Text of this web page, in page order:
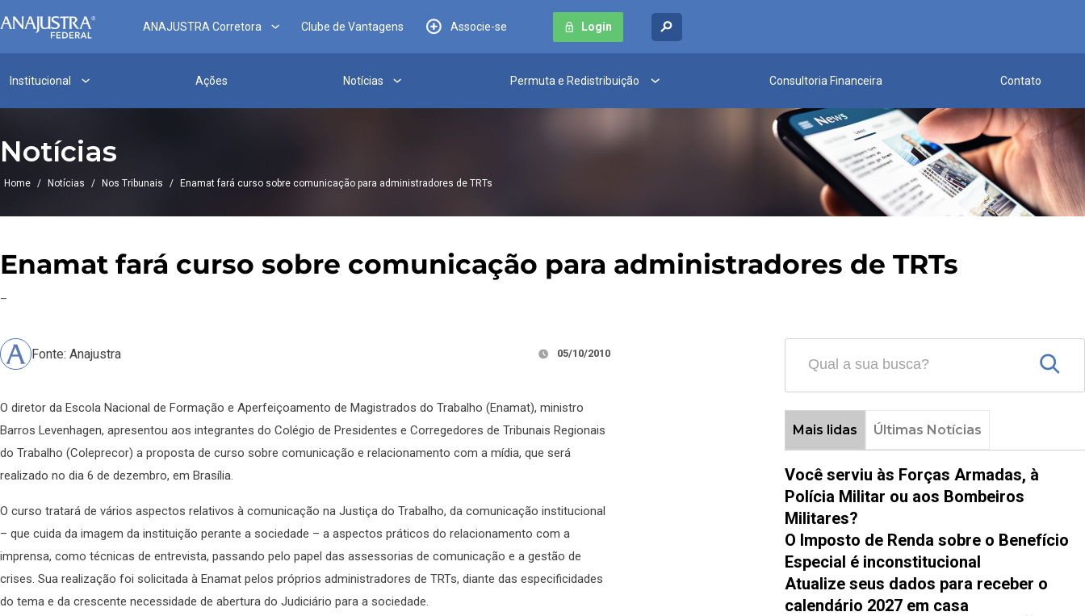
ANAJUSTRA Corretora Clube de Vantagens Associe-se Login
Institucional Ações Notícias Permuta e Redistribuição Consultoria Financeira Contato
Notícias
Home / Notícias / Nos Tribunais / Enamat fará curso sobre comunicação para administradores de TRTs
Enamat fará curso sobre comunicação para administradores de TRTs
–
Fonte: Anajustra 05/10/2010
O diretor da Escola Nacional de Formação e Aperfeiçoamento de Magistrados do Trabalho (Enamat), ministro
Barros Levenhagen, apresentou aos integrantes do Colégio de Presidentes e Corregedores de Tribunais Regionais
do Trabalho (Coleprecor) a proposta de curso sobre comunicação e relacionamento com a mídia, que será
realizado no dia 6 de dezembro, em Brasília.
O curso tratará de vários aspectos relativos à comunicação na Justiça do Trabalho, da comunicação institucional
– que cuida da imagem da instituição perante a sociedade – a aspectos práticos do relacionamento com a
imprensa, como técnicas de entrevista, passando pelo papel das assessorias de comunicação e a gestão de
crises. Sua realização foi solicitada à Enamat pelos próprios administradores de TRTs, diante das especificidades
do tema e da crescente necessidade de abertura do Judiciário para a sociedade.
Mais lidas Últimas Notícias
Você serviu às Forças Armadas, à
Polícia Militar ou aos Bombeiros
Militares?
O Imposto de Renda sobre o Benefício
Especial é inconstitucional
Atualize seus dados para receber o
calendário 2027 em casa